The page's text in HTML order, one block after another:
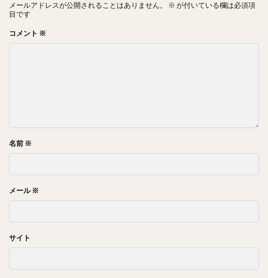
メールアドレスが公開されることはありません。 ※ が付いている欄は必須項
目です
コメント ※
名前 ※
メール※
サイト